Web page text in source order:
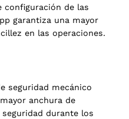
configuración de las
garantiza una mayor
en las operaciones.
seguridad mecánico
anchura de
durante los